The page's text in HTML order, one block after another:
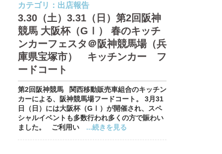
カテゴリ： 出店報告
3.30（土）3.31（日）第2回阪神
競馬 大阪杯（GⅠ） 春のキッチ
ンカーフェスタ＠阪神競馬場（兵
庫県宝塚市） キッチンカー フ
ードコート
第2回阪神競馬 関西移動販売車組合のキッチン
カーによる、阪神競馬場フードコート。 3月31
日（日）には大阪杯（GⅠ）が開催され、スペ
シャルイベントも多数行われ多くの方で賑わい
ました。 ご利用い ...続きを見る